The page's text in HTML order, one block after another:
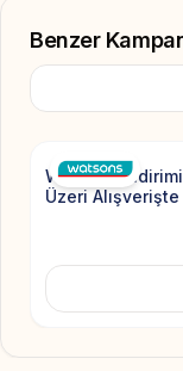
Benzer
Watsons
Üzeri